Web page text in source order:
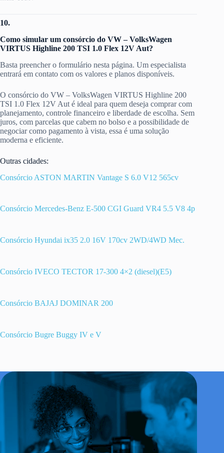
10.
Como simular um consórcio do VW – VolksWagen
VIRTUS Highline 200 TSI 1.0 Flex 12V Aut?
Basta preencher o formulário nesta página. Um especialista
entrará em contato com os valores e planos disponíveis.
O consórcio do VW – VolksWagen VIRTUS Highline 200
TSI 1.0 Flex 12V Aut é ideal para quem deseja comprar com
planejamento, controle financeiro e liberdade de escolha. Sem
juros, com parcelas que cabem no bolso e a possibilidade de
negociar como pagamento à vista, essa é uma solução
moderna e eficiente.
Outras cidades:
Consórcio ASTON MARTIN Vantage S 6.0 V12 565cv
Consórcio Mercedes-Benz E-500 CGI Guard VR4 5.5 V8 4p
Consórcio Hyundai ix35 2.0 16V 170cv 2WD/4WD Mec.
Consórcio IVECO TECTOR 17-300 4×2 (diesel)(E5)
Consórcio BAJAJ DOMINAR 200
Consórcio Bugre Buggy IV e V